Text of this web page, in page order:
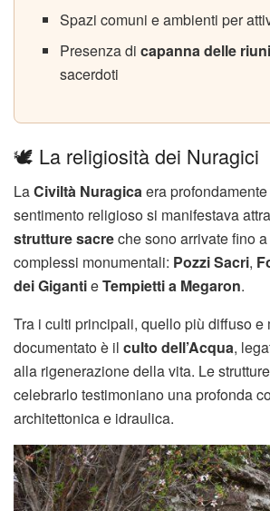
Spazi comuni e ambienti per
Presenza dicapanna delle
sacerdoti
🕊️ La religiosità dei Nuragici
LaCiviltà Nuragicaera
sentimento religioso si manifestava
strutture sacreche sono arrivate fino
complessi monumentali: Pozzi Sacri,
dei GigantieTempietti a Megaron.
Tra i culti principali, quello più diffuso e
documentato è il culto dell’Acqua,
alla rigenerazione della vita. Le
celebrarlo testimoniano una profonda
architettonica e idraulica.